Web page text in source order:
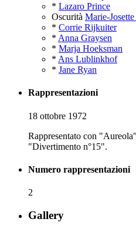
* Lazaro Prince
Oscurità Marie-
* Corrie Rijkuiter
* Anna Graysen
* Marja Hoeksman
* Ans Lublinkhof
* Jane Ryan
Rappresentazioni
18 ottobre 1972
Rappresentato con
"Divertimento n°15".
Numero rappresentazioni
2
Gallery